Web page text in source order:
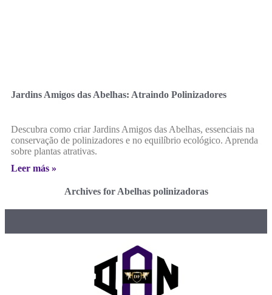
Jardins Amigos das Abelhas: Atraindo Polinizadores
Descubra como criar Jardins Amigos das Abelhas, essenciais na
conservação de polinizadores e no equilíbrio ecológico. Aprenda
sobre plantas atrativas.
Leer más »
Archives for Abelhas polinizadoras